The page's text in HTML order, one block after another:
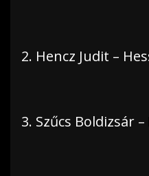
2. Hencz Judit –
3. Szűcs Boldizsár